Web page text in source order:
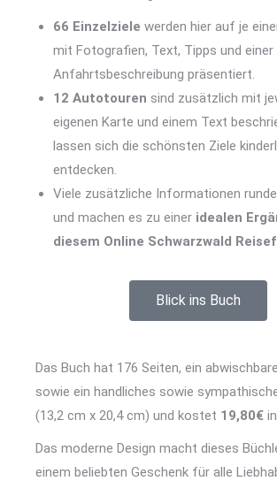
66 Einzelziele werden hier auf je
mit Fotografien, Text, Tipps und einer
Anfahrtsbeschreibung präsentiert.
12 Autotouren sind zusätzlich mit
eigenen Karte und einem Text
lassen sich die schönsten Ziele
entdecken.
Viele zusätzliche Informationen
und machen es zu einer idealen
diesem Online Schwarzwald
Blick ins Buch
Das Buch hat 176 Seiten, ein
sowie ein handliches sowie
(13,2 cm x 20,4 cm) und kostet 19,80€
Das moderne Design macht dieses
einem beliebten Geschenk für alle